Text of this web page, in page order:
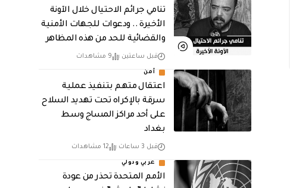
تنامي جرائم الاحتيال خلال الآونة
الأخيرة .. ودعوات للجهات الأمنية
والقضائية للحد من هذه المظاهر
قبل ساعتين 9 مشاهدات
أمن
اعتقال متهم بتنفيذ عملية
سرقة بالإكراه تحت تهديد السلاح
على أحد مراكز المساج وسط
بغداد
قبل 3 ساعات 12 مشاهدات
عربي ودولي
الأمم المتحدة تحذر من عودة